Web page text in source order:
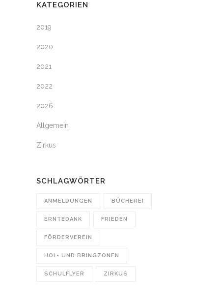
KATEGORIEN
2019
2020
2021
2022
2026
Allgemein
Zirkus
SCHLAGWÖRTER
ANMELDUNGEN BÜCHEREI
ERNTEDANK FRIEDEN
FÖRDERVEREIN
HOL- UND BRINGZONEN
SCHULFLYER ZIRKUS